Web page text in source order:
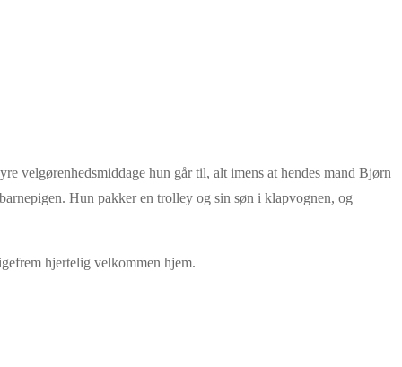
velgørenhedsmiddage hun går til, alt imens at hendes mand Bjørn
Hun pakker en trolley og sin søn i klapvognen, og
hjertelig velkommen hjem.